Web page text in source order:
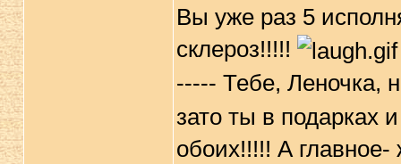
Вы уже раз 5
склероз!!!!!
----- Тебе, Леночка,
зато ты в подарках
обоих!!!!! А